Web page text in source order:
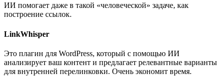
ИИ помогает даже в такой «человеческой» задаче, как
построение ссылок.
LinkWhisper
Это плагин для WordPress, который с помощью ИИ
анализирует ваш контент и предлагает релевантные варианты
для внутренней перелинковки. Очень экономит время.